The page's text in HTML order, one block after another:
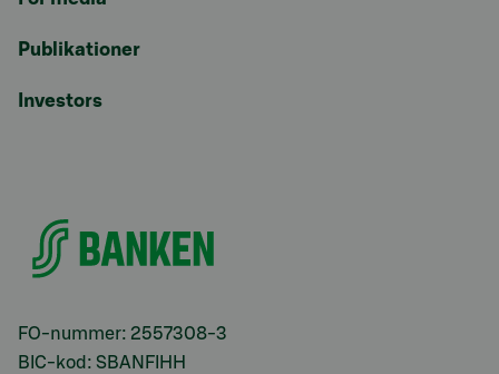
Publikationer
Investors
FO-nummer: 2557308-3
BIC-kod: SBANFIHH